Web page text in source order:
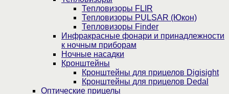
Тепловизоры FLIR
Тепловизоры PULSAR (Юкон)
Тепловизоры Finder
Инфракрасные фонари и принадлежности
к ночным приборам
Ночные насадки
Кронштейны
Кронштейны для прицелов Digisight
Кронштейны для прицелов Dedal
Оптические прицелы